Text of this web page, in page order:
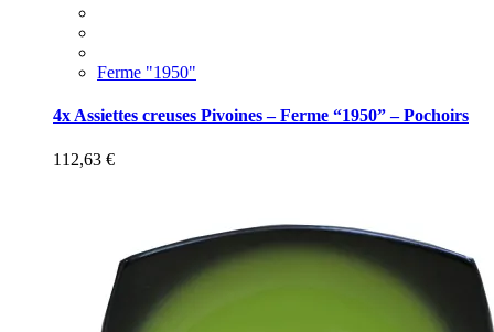
Ferme "1950"
4x Assiettes creuses Pivoines – Ferme “1950” – Pochoirs
112,63 €